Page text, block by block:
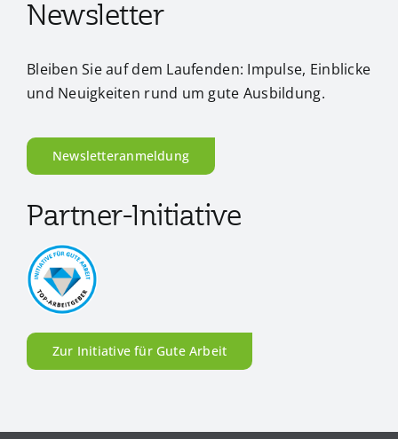
Newsletter
Bleiben Sie auf dem Laufenden: Impulse, Einblicke
und Neuigkeiten rund um gute Ausbildung.
Newsletteranmeldung
Partner-Initiative
Zur Initiative für Gute Arbeit